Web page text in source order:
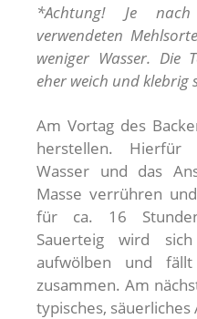
*Achtung! Je nach
verwendeten
weniger Wasser. Die
eher weich und klebrig
Am Vortag des
herstellen. Hierfür
Wasser und das
Masse verrühren
für ca. 16
Sauerteig wird
aufwölben und
zusammen. Am
typisches,